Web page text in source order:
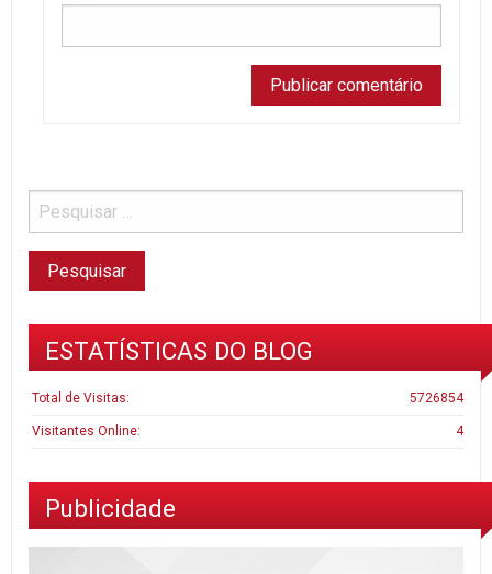
ESTATÍSTICAS DO BLOG
5726854
Total de Visitas:
4
Visitantes Online:
Publicidade